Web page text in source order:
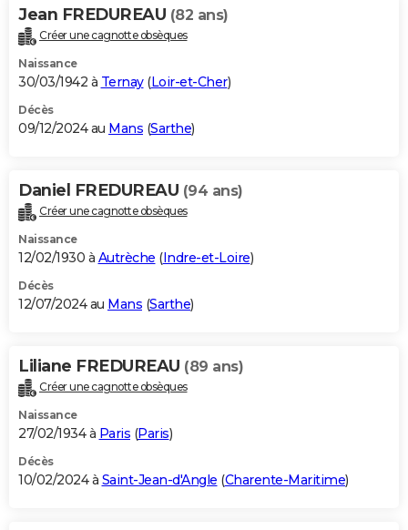
Carte de Noël
Carte Bonne année
Carte Saint-Valentin
Carte Pâques
Carte d'anniversaire
DICTIONNAIRE
Dictionnaire
Biographies
Citations
Expressions
Proverbes
PROGRAMME TV
S'inscrire
Se connecter
Lycées
Collèges
Primaires
Universités
Entreprises
Service militaire
Avis de recherche
AVIS DE DÉCÈS
Bricolage
Lifestyle
Culture
Sport
Auto
Television
Voyage
Cinema
Jean FREDUREAU (82 ans)
Créer une cagnotte obsèques
Naissance
30/03/1942 à Ternay(Loir-et-Cher)
Décès
09/12/2024 au Mans (Sarthe)
Daniel FREDUREAU (94 ans)
Créer une cagnotte obsèques
Naissance
12/02/1930 à Autrèche (Indre-et-Loire)
Décès
12/07/2024 au Mans (Sarthe)
Liliane FREDUREAU (89 ans)
Créer une cagnotte obsèques
Naissance
27/02/1934 à Paris (Paris)
Décès
10/02/2024 à Saint-Jean-d'Angle (Charente-Maritime)